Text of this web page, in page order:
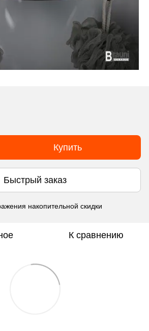
Купить
Быстрый заказ
накопительной скидки
К сравнению